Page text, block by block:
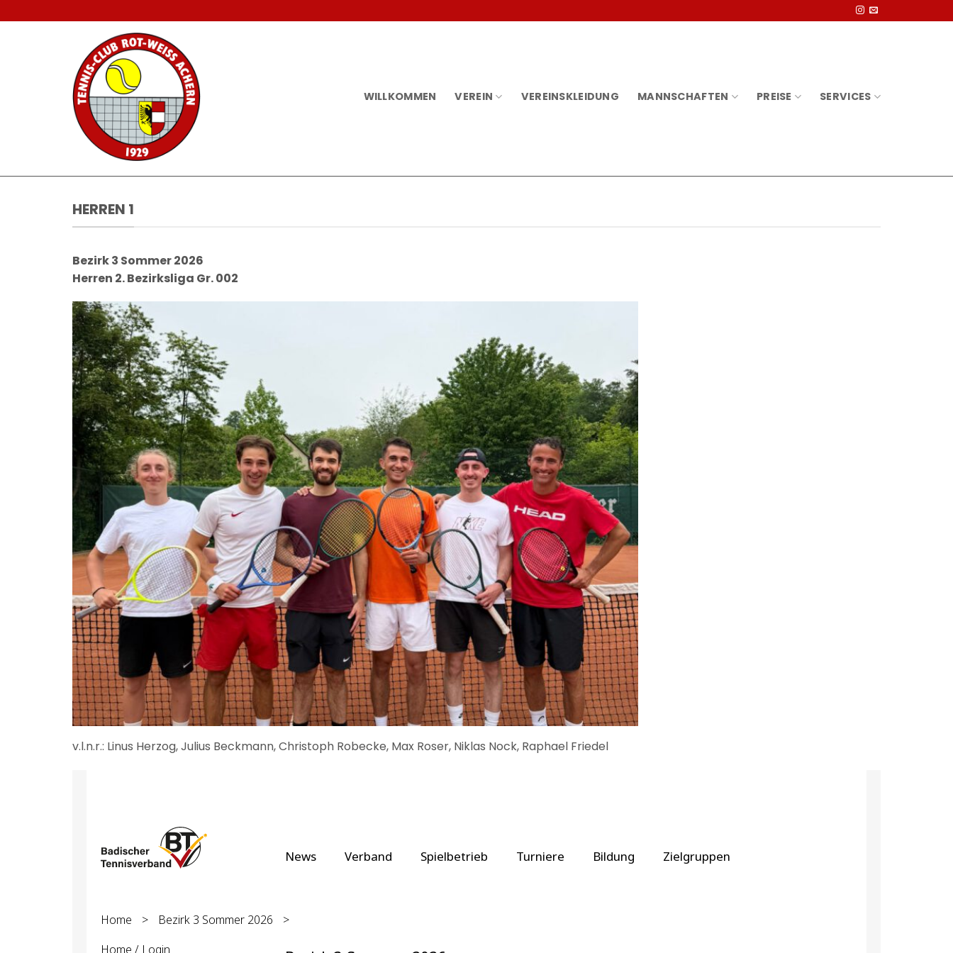
Inhalt
WILLKOMMEN VEREIN VEREINSKLEIDUNG MANNSCHAFTEN PREISE SERVICES
HERREN 1
Bezirk 3 Sommer 2026
Herren 2. Bezirksliga Gr. 002
v.l.n.r.: Linus Herzog, Julius Beckmann, Christoph Robecke, Max Roser, Niklas Nock, Raphael Friedel